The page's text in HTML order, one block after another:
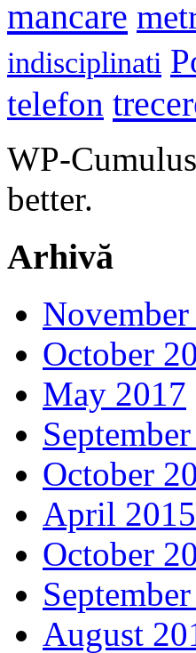
mancare
indisciplinati
telefon
WP-
better.
Arhivă
October
May 2017
October
April 2015
October
August